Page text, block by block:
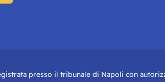
presso il tribunale di Napoli con